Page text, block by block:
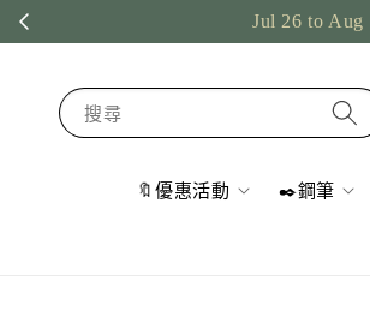
Jul 26 to Aug
搜尋
🔖優惠活動 ✒️鋼筆